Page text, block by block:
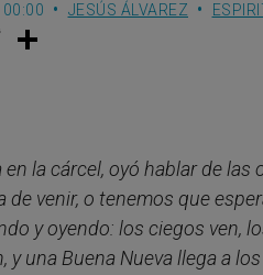
00:00 JESÚS ÁLVAREZ
w
en la cárcel, oyó hablar de
de venir, o tenemos que
y oyendo: los ciegos ven,
una Buena Nueva llega a